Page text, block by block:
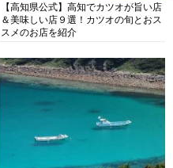
【高知県公式】高知でカツオが旨い店
＆美味しい店９選！カツオの旬とおス
スメのお店を紹介